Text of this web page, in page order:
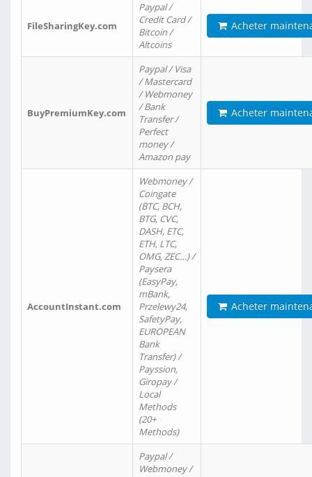
FileSharingKey.com
Paypal /
Credit Card /
Bitcoin /
Altcoins
Acheter
BuyPremiumKey.com
Paypal / Visa
/ Mastercard
/ Webmoney
/ Bank
Transfer /
Perfect
money /
Amazon pay
Acheter
AccountInstant.com
Webmoney /
Coingate
(BTC, BCH,
BTG, CVC,
DASH, ETC,
ETH, LTC,
OMG, ZEC…) /
Paysera
(EasyPay,
mBank,
Przelewy24,
SafetyPay,
EUROPEAN
Bank
Transfer) /
Payssion,
Giropay /
Local
Methods
(20+
Methods)
Acheter
Paypal /
Webmoney /